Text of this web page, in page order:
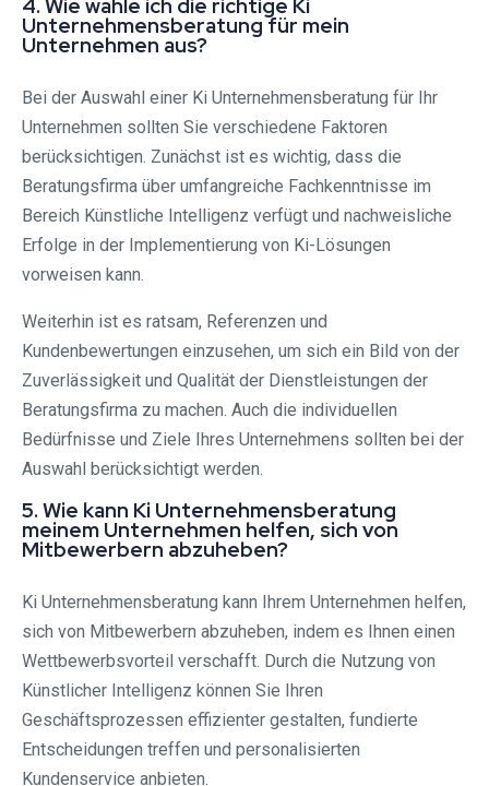
4. Wie wähle ich die richtige Ki
Unternehmensberatung für mein
Unternehmen aus?
Bei der Auswahl einer Ki Unternehmensberatung für Ihr
Unternehmen sollten Sie verschiedene Faktoren
berücksichtigen. Zunächst ist es wichtig, dass die
Beratungsfirma über umfangreiche Fachkenntnisse im
Bereich Künstliche Intelligenz verfügt und nachweisliche
Erfolge in der Implementierung von Ki-Lösungen
vorweisen kann.
Weiterhin ist es ratsam, Referenzen und
Kundenbewertungen einzusehen, um sich ein Bild von der
Zuverlässigkeit und Qualität der Dienstleistungen der
Beratungsfirma zu machen. Auch die individuellen
Bedürfnisse und Ziele Ihres Unternehmens sollten bei der
Auswahl berücksichtigt werden.
5. Wie kann Ki Unternehmensberatung
meinem Unternehmen helfen, sich von
Mitbewerbern abzuheben?
Ki Unternehmensberatung kann Ihrem Unternehmen helfen,
sich von Mitbewerbern abzuheben, indem es Ihnen einen
Wettbewerbsvorteil verschafft. Durch die Nutzung von
Künstlicher Intelligenz können Sie Ihren
Geschäftsprozessen effizienter gestalten, fundierte
Entscheidungen treffen und personalisierten
Kundenservice anbieten.